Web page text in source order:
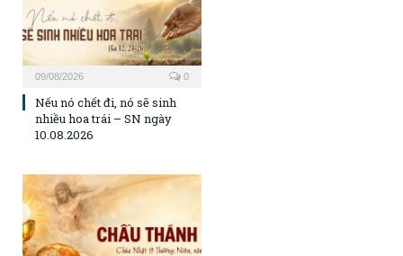
09/08/2026 0
Nếu nó chết đi, nó sẽ sinh
nhiều hoa trái – SN ngày
10.08.2026